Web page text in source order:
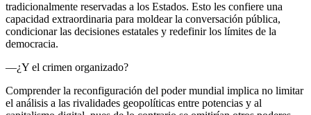
tradicionalmente reservadas a los Estados. Esto les confiere una
capacidad extraordinaria para moldear la conversación pública,
condicionar las decisiones estatales y redefinir los límites de la
democracia.
—¿Y el crimen organizado?
Comprender la reconfiguración del poder mundial implica no limitar
el análisis a las rivalidades geopolíticas entre potencias y al